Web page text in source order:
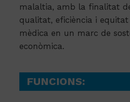
malaltia, amb la finalitat
qualitat, eficiència i equitat
mèdica en un marc de
econòmica.
FUNCIONS: